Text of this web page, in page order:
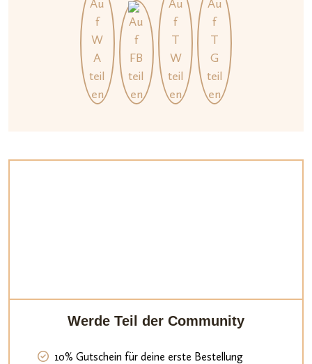
Werde Teil der Community
10% Gutschein für deine erste Bestellung